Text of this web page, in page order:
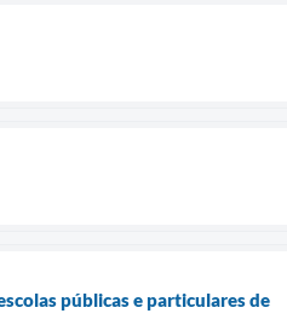
públicas e particulares de